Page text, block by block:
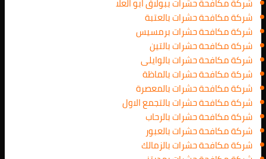
شركة مكافحة حشرات بالعتبة
شركة مكافحة حشرات برمسيس
شركة مكافحة حشرات بالتين
شركة مكافحة حشرات بالوايلى
شركة مكافحة حشرات بالماظة
شركة مكافحة حشرات بالمعصرة
شركة مكافحة حشرات بالتجمع الاول
شركة مكافحة حشرات بالرحاب
شركة مكافحة حشرات بالعبور
شركة مكافحة حشرات بالزمالك